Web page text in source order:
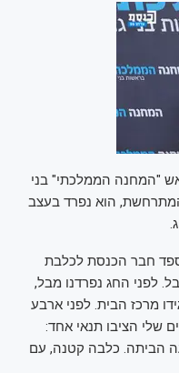
"המחנה הממלכתי" בני
הוא נפרד בעצב
חבר הכנסת לכלבת
לפני החג נפרדנו מבל,
מרכז הבית. לפני ארבע
שלי הציבו תנאי אחד:
הביתה. כלבה קטנה, עם